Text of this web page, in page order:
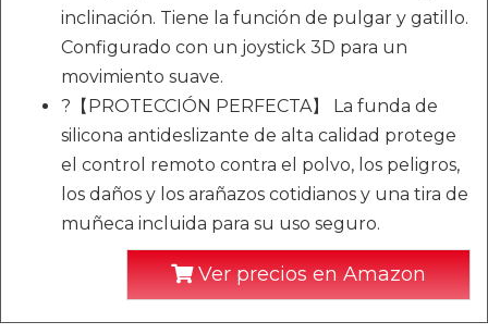
inclinación. Tiene la función de pulgar y gatillo.
Configurado con un joystick 3D para un
movimiento suave.
?【PROTECCIÓN PERFECTA】 La funda de
silicona antideslizante de alta calidad protege
el control remoto contra el polvo, los peligros,
los daños y los arañazos cotidianos y una tira de
muñeca incluida para su uso seguro.
Ver precios en Amazon